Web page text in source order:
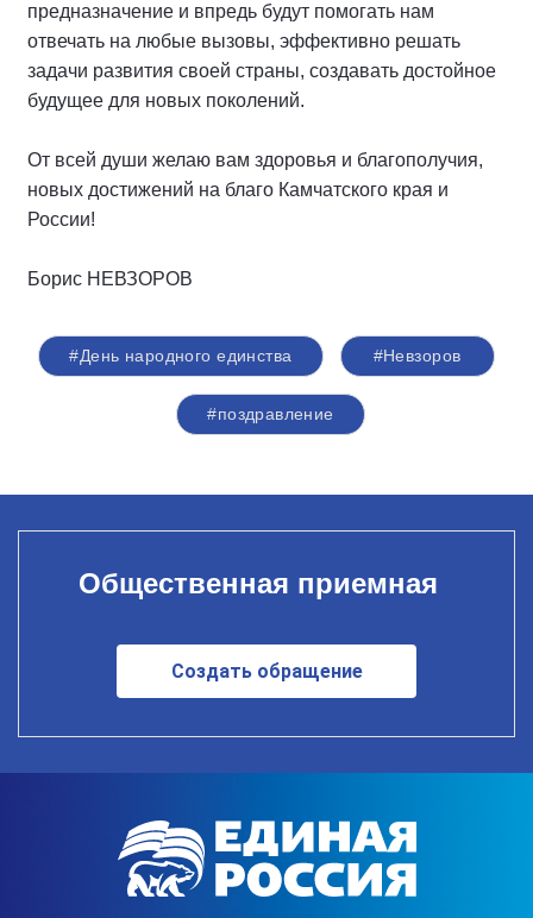
предназначение и впредь будут помогать нам
отвечать на любые вызовы, эффективно решать
задачи развития своей страны, создавать достойное
будущее для новых поколений.
От всей души желаю вам здоровья и благополучия,
новых достижений на благо Камчатского края и
России!
Борис НЕВЗОРОВ
#День народного единства #Невзоров
#поздравление
Общественная приемная
Создать обращение